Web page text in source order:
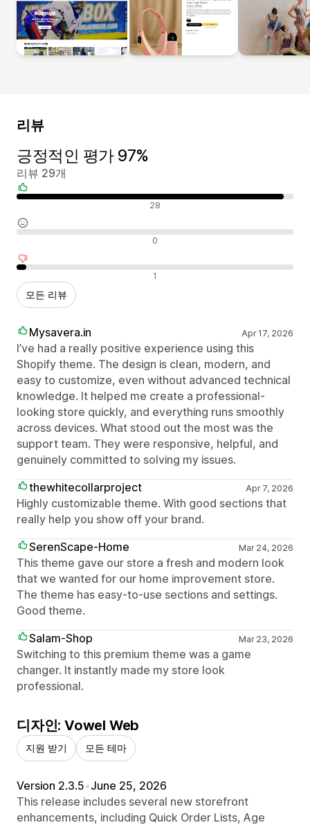
리뷰
긍정적인 평가 97%
리뷰 29개
긍정적인 리뷰 28
중립적인 리뷰 0
부정적인 리뷰 1
모든 리뷰
Mysavera.in Apr 17, 2026
I’ve had a really positive experience using this
Shopify theme. The design is clean, modern, and
easy to customize, even without advanced technical
knowledge. It helped me create a professional-
looking store quickly, and everything runs smoothly
across devices. What stood out the most was the
support team. They were responsive, helpful, and
genuinely committed to solving my issues.
thewhitecollarproject
Apr 7, 2026
Highly customizable theme. With good sections that
really help you show off your brand.
SerenScape-Home
Mar 24, 2026
This theme gave our store a fresh and modern look
that we wanted for our home improvement store.
The theme has easy-to-use sections and settings.
Good theme.
Salam-Shop
Mar 23, 2026
Switching to this premium theme was a game
changer. It instantly made my store look
professional.
디자인: Vowel Web
지원 받기 모든 테마
Version 2.3.5•June 25, 2026
This release includes several new storefront
enhancements, including Quick Order Lists, Age